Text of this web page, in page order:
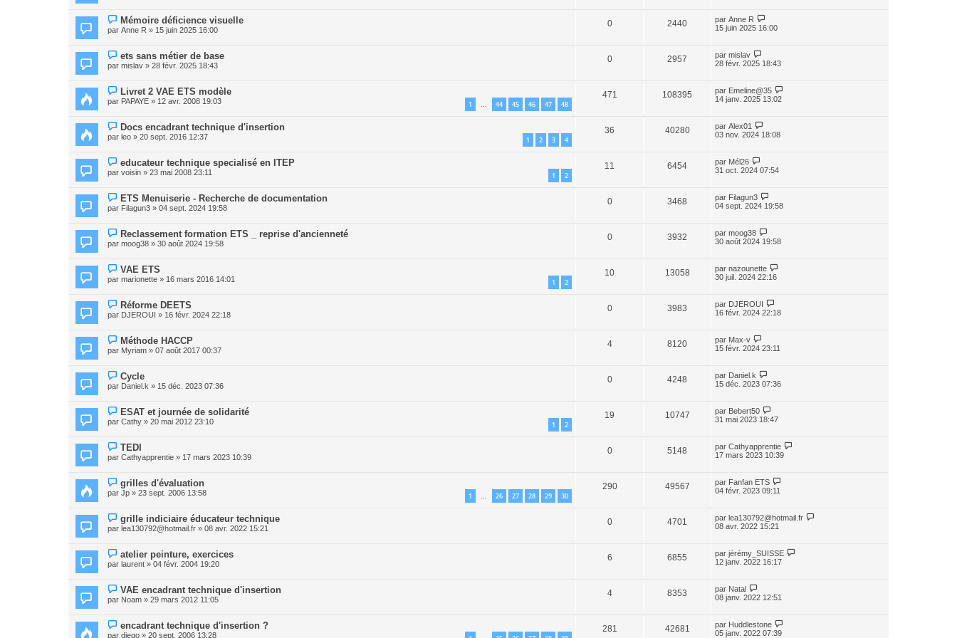
Mémoire déficience visuelle
par Anne R » 15 juin 2025 16:00
0 2440 par Anne R
15 juin 2025 16:00
ets sans métier de base
par mislav » 28 févr. 2025 18:43
0 2957 par mislav
28 févr. 2025 18:43
Livret 2 VAE ETS modèle
par PAPAYE » 12 avr. 2008 19:03 1 … 44 45 46 47 48
471 108395 par Emeline@35
14 janv. 2025 13:02
Docs encadrant technique d'insertion
par leo » 20 sept. 2016 12:37 1 2 3 4
36 40280 par Alex01
03 nov. 2024 18:08
educateur technique specialisé en ITEP
par voisin » 23 mai 2008 23:11 1 2
11 6454 par Mél26
31 oct. 2024 07:54
ETS Menuiserie - Recherche de documentation
par Filagun3 » 04 sept. 2024 19:58
0 3468 par Filagun3
04 sept. 2024 19:58
Reclassement formation ETS _ reprise d'ancienneté
par moog38 » 30 août 2024 19:58
0 3932 par moog38
30 août 2024 19:58
VAE ETS
par marionette » 16 mars 2016 14:01 1 2
10 13058 par nazounette
30 juil. 2024 22:16
Réforme DEETS
par DJEROUI » 16 févr. 2024 22:18
0 3983 par DJEROUI
16 févr. 2024 22:18
Méthode HACCP
par Myriam » 07 août 2017 00:37
4 8120 par Max-v
15 févr. 2024 23:11
Cycle
par Daniel.k » 15 déc. 2023 07:36
0 4248 par Daniel.k
15 déc. 2023 07:36
ESAT et journée de solidarité
par Cathy » 20 mai 2012 23:10 1 2
19 10747 par Bebert50
31 mai 2023 18:47
TEDI
par Cathyapprentie » 17 mars 2023 10:39
0 5148 par Cathyapprentie
17 mars 2023 10:39
grilles d'évaluation
par Jp » 23 sept. 2006 13:58 1 … 26 27 28 29 30
290 49567 par Fanfan ETS
04 févr. 2023 09:11
grille indiciaire éducateur technique
par lea130792@hotmail.fr » 08 avr. 2022 15:21
0 4701 par lea130792@hotmail.fr
08 avr. 2022 15:21
atelier peinture, exercices
par laurent » 04 févr. 2004 19:20
6 6855 par jérémy_SUISSE
12 janv. 2022 16:17
VAE encadrant technique d'insertion
par Noam » 29 mars 2012 11:05
4 8353 par Natal
08 janv. 2022 12:51
encadrant technique d'insertion ?
par diego » 20 sept. 2006 13:28
281 42681 par Huddlestone
05 janv. 2022 07:39